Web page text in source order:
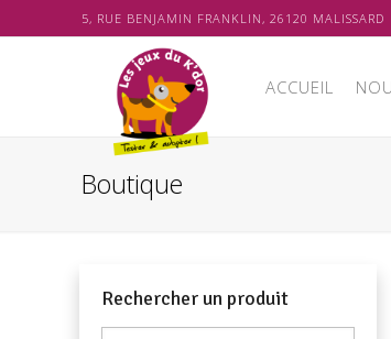
5, RUE BENJAMIN FRANKLIN, 26120 MALISSARD
ACCUEIL
Boutique
Rechercher un produit